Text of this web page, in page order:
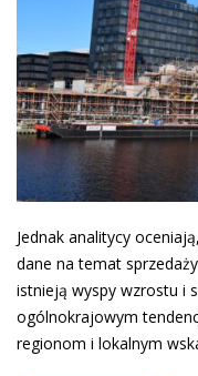
Jednak analitycy
dane na temat
istnieją wyspy wzrostu i
ogólnokrajowym
regionom i lokalnym